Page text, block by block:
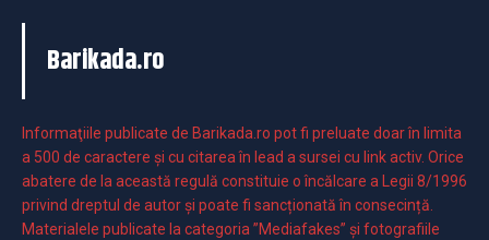
Barikada.ro
Informaţiile publicate de Barikada.ro pot fi preluate doar în limita
a 500 de caractere şi cu citarea în lead a sursei cu link activ. Orice
abatere de la această regulă constituie o încălcare a Legii 8/1996
privind dreptul de autor și poate fi sancționată în consecință.
Materialele publicate la categoria ”Mediafakes” și fotografiile